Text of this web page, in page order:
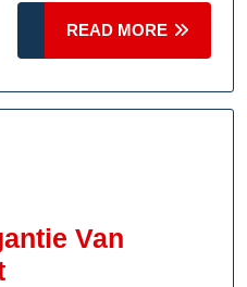
READ MORE
MORE
Van
De